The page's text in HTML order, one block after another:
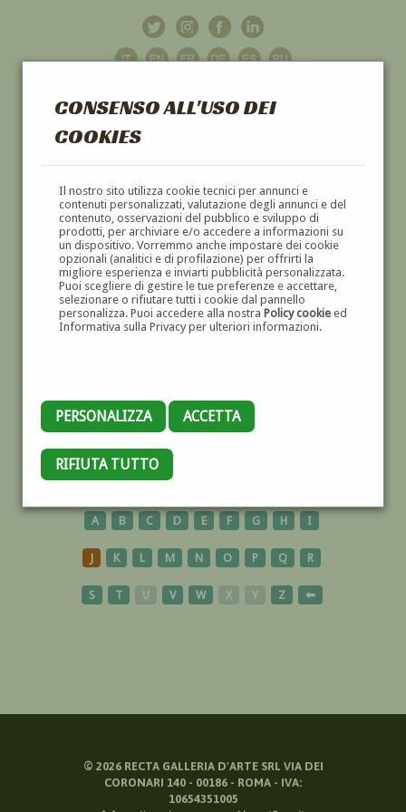
CONSENSO ALL'USO DEI
COOKIES
Il nostro sito utilizza cookie tecnici per annunci e
contenuti personalizzati, valutazione degli annunci e del
contenuto, osservazioni del pubblico e sviluppo di
prodotti, per archiviare e/o accedere a informazioni su
un dispositivo. Vorremmo anche impostare dei cookie
opzionali (analitici e di profilazione) per offrirti la
migliore esperienza e inviarti pubblicità personalizzata.
Puoi scegliere di gestire le tue preferenze e accettare,
selezionare o rifiutare tutti i cookie dal pannello
personalizza. Puoi accedere alla nostra Policy cookieed
Informativa sulla Privacy per ulteriori informazioni.
PERSONALIZZA ACCETTA
RIFIUTA TUTTO
GALLERIAD'ARTE
DIPINTI E SCULTURE '800 E '900
RAGUSA
A B C D E F G H I
J K L M N O P Q R
S T U V W X Y Z ⬅
© 2026RECTA GALLERIA D'ARTE SRL VIA DEI
CORONARI 140 - 00186 - ROMA - IVA:
10654351005